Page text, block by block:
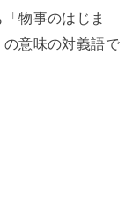
物事のはじま
意味の対義語で